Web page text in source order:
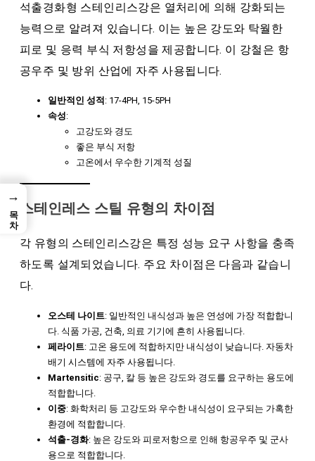
석출경화형 스테인리스강은 열처리에 의해 강화되는
능력으로 알려져 있습니다. 이는 높은 강도와 ​​탁월한
피로 및 응력 부식 저항성을 제공합니다. 이 강철은 항
공우주 및 방위 산업에 자주 사용됩니다.
일반적인 성적 : 17-4PH, 15-5PH
속성:
고강도와 경도
좋은 부식 저항
고온에서 우수한 기계적 성질
스테인레스 스틸 유형의 차이점
각 유형의 스테인리스강은 특정 성능 요구 사항을 충족
하도록 설계되었습니다. 주요 차이점은 다음과 같습니
다.
오스테 나이트: 일반적인 내식성과 높은 연성에 가장 적합합니
다. 식품 가공, 건축, 의료 기기에 흔히 사용됩니다.
페라이트: 고온 용도에 적합하지만 내식성이 낮습니다. 자동차
배기 시스템에 자주 사용됩니다.
Martensitic: 공구, 칼 등 높은 강도와 ​​경도를 요구하는 용도에
적합합니다.
이중: 화학처리 등 고강도와 우수한 내식성이 요구되는 가혹한
환경에 적합합니다.
석출-경화: 높은 강도와 ​​피로저항으로 인해 항공우주 및 군사
용으로 적합합니다.
→
목차